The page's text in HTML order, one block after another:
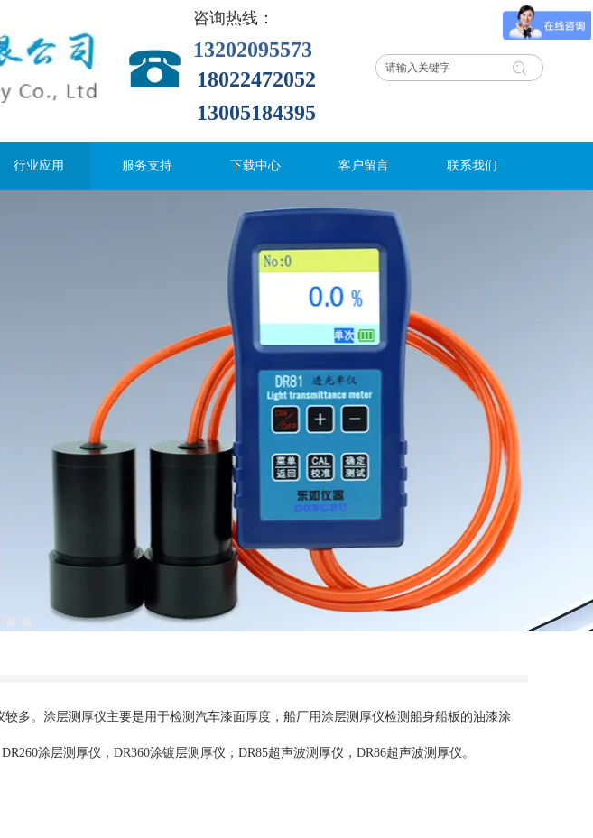
咨询热线：
13202095573
18022472052
13005184395
行业应用 服务支持 下载中心 客户留言 联系我们
4 5 6
多。涂层测厚仪主要是用于检测汽车漆面厚度，船厂用涂层测厚仪检测船身船板的油漆涂
涂层测厚仪，DR360涂镀层测厚仪；DR85超声波测厚仪，DR86超声波测厚仪。